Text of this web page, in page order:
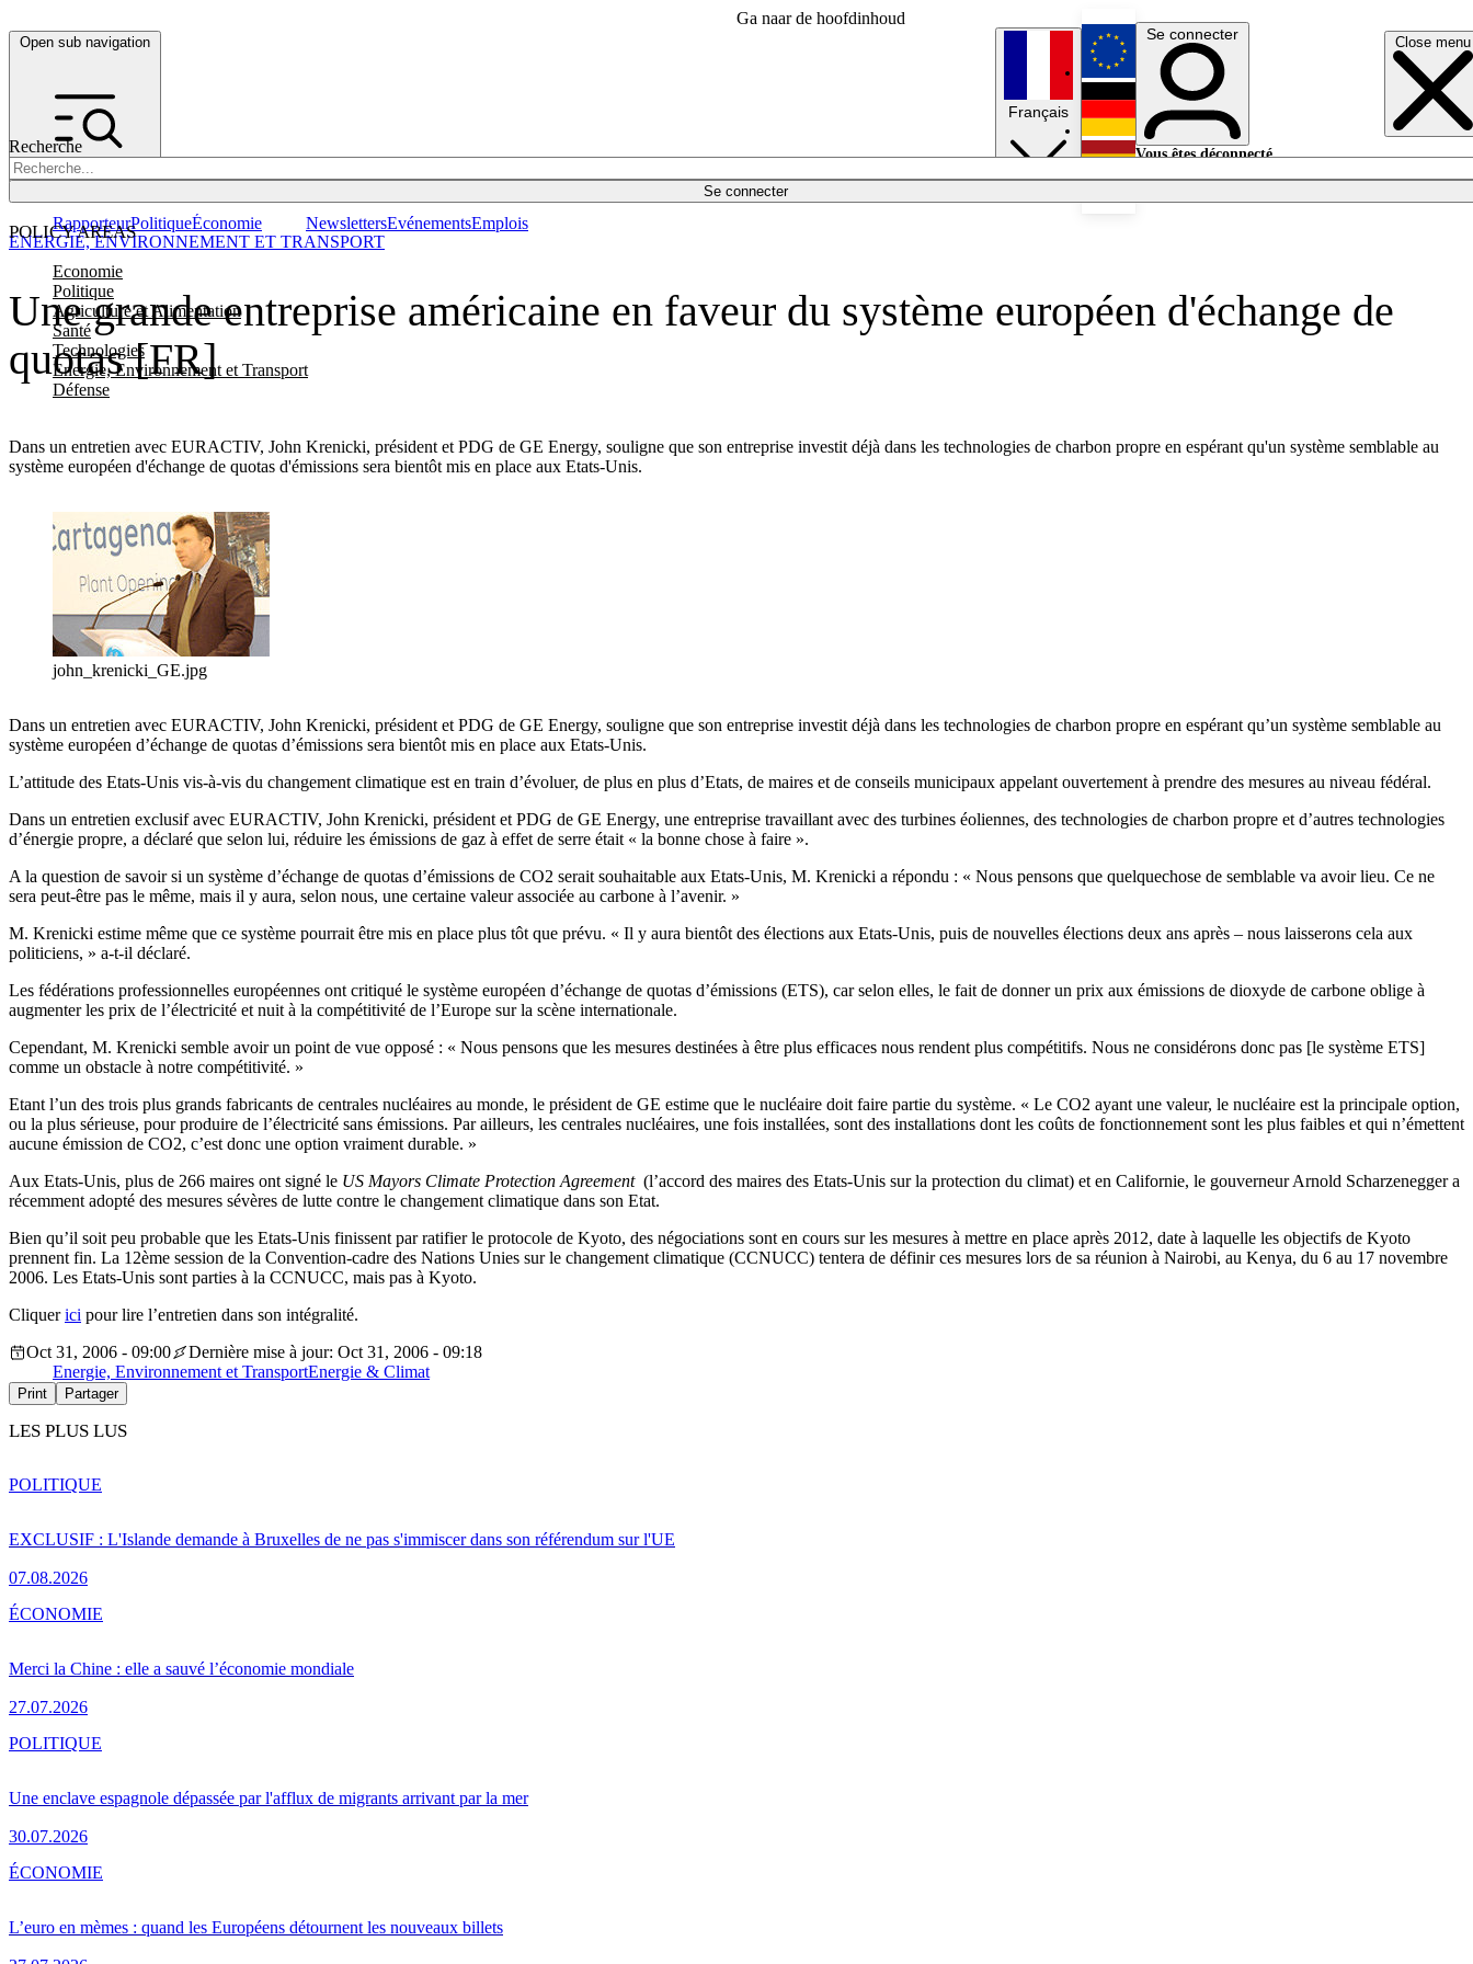
Ga naar de hoofdinhoud
Open sub navigation Close menu
Recherche
Se connecter
POLICY AREAS
Economie
Politique
Agriculture et Alimentation
Santé
Technologies
Energie, Environnement et Transport
Défense
RapporteurPolitiqueÉconomie NewslettersEvénementsEmplois
Français
English
Deutsch
Se connecter
Vous êtes déconnecté.
Une grande entreprise américaine en faveur du système européen d'échange de
quotas [FR]
Dans un entretien avec EURACTIV, John Krenicki, président et PDG de GE Energy, souligne que son entreprise investit déjà dans les technologies de charbon propre en espérant qu'un système semblable au
système européen d'échange de quotas d'émissions sera bientôt mis en place aux Etats-Unis.
ENERGIE, ENVIRONNEMENT ET TRANSPORT
john_krenicki_GE.jpg
Dans un entretien avec EURACTIV, John Krenicki, président et PDG de GE Energy, souligne que son entreprise investit déjà dans les technologies de charbon propre en espérant qu’un système semblable au
système européen d’échange de quotas d’émissions sera bientôt mis en place aux Etats-Unis.
L’attitude des Etats-Unis vis-à-vis du changement climatique est en train d’évoluer, de plus en plus d’Etats, de maires et de conseils municipaux appelant ouvertement à prendre des mesures au niveau fédéral.
Dans un entretien exclusif avec EURACTIV, John Krenicki, président et PDG de GE Energy, une entreprise travaillant avec des turbines éoliennes, des technologies de charbon propre et d’autres technologies
d’énergie propre, a déclaré que selon lui, réduire les émissions de gaz à effet de serre était « la bonne chose à faire ».
A la question de savoir si un système d’échange de quotas d’émissions de CO2 serait souhaitable aux Etats-Unis, M. Krenicki a répondu : « Nous pensons que quelquechose de semblable va avoir lieu. Ce ne
sera peut-être pas le même, mais il y aura, selon nous, une certaine valeur associée au carbone à l’avenir. »
M. Krenicki estime même que ce système pourrait être mis en place plus tôt que prévu. « Il y aura bientôt des élections aux Etats-Unis, puis de nouvelles élections deux ans après – nous laisserons cela aux
politiciens, » a-t-il déclaré.
Les fédérations professionnelles européennes ont critiqué le système européen d’échange de quotas d’émissions (ETS), car selon elles, le fait de donner un prix aux émissions de dioxyde de carbone oblige à
augmenter les prix de l’électricité et nuit à la compétitivité de l’Europe sur la scène internationale.
Cependant, M. Krenicki semble avoir un point de vue opposé : « Nous pensons que les mesures destinées à être plus efficaces nous rendent plus compétitifs. Nous ne considérons donc pas [le système ETS]
comme un obstacle à notre compétitivité. »
Etant l’un des trois plus grands fabricants de centrales nucléaires au monde, le président de GE estime que le nucléaire doit faire partie du système. « Le CO2 ayant une valeur, le nucléaire est la principale option,
ou la plus sérieuse, pour produire de l’électricité sans émissions. Par ailleurs, les centrales nucléaires, une fois installées, sont des installations dont les coûts de fonctionnement sont les plus faibles et qui n’émettent
aucune émission de CO2, c’est donc une option vraiment durable. »
Aux Etats-Unis, plus de 266 maires ont signé le US Mayors Climate Protection Agreement (l’accord des maires des Etats-Unis sur la protection du climat) et en Californie, le gouverneur Arnold Scharzenegger a
récemment adopté des mesures sévères de lutte contre le changement climatique dans son Etat.
Bien qu’il soit peu probable que les Etats-Unis finissent par ratifier le protocole de Kyoto, des négociations sont en cours sur les mesures à mettre en place après 2012, date à laquelle les objectifs de Kyoto
prennent fin. La 12ème session de la Convention-cadre des Nations Unies sur le changement climatique (CCNUCC) tentera de définir ces mesures lors de sa réunion à Nairobi, au Kenya, du 6 au 17 novembre
2006. Les Etats-Unis sont parties à la CCNUCC, mais pas à Kyoto.
Cliquerici pour lire l’entretien dans son intégralité.
Oct 31, 2006 - 09:00
Dernière mise à jour: Oct 31, 2006 - 09:18
Energie, Environnement et TransportEnergie & Climat
Print Partager
LES PLUS LUS
EXCLUSIF : L'Islande demande à Bruxelles de ne pas s'immiscer dans son référendum sur l'UE
07.08.2026
POLITIQUE
Merci la Chine : elle a sauvé l’économie mondiale
27.07.2026
ÉCONOMIE
Une enclave espagnole dépassée par l'afflux de migrants arrivant par la mer
30.07.2026
POLITIQUE
L’euro en mèmes : quand les Européens détournent les nouveaux billets
ÉCONOMIE